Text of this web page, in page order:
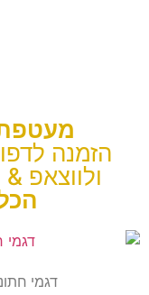
הזמנה
ולווצאפ
הכל ב-
דגמי